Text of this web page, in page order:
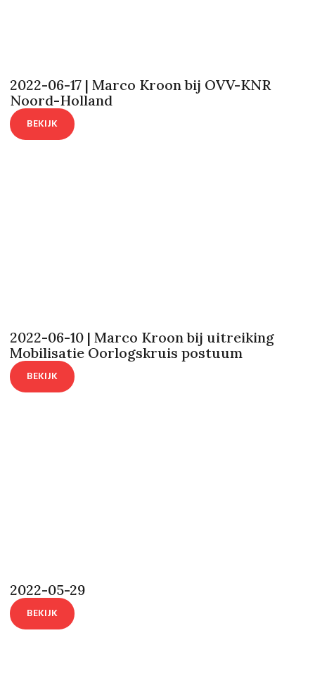
2022-06-17 | Marco Kroon bij OVV-KNR
Noord-Holland
BEKIJK
2022-06-10 | Marco Kroon bij uitreiking
Mobilisatie Oorlogskruis postuum
BEKIJK
2022-05-29
BEKIJK